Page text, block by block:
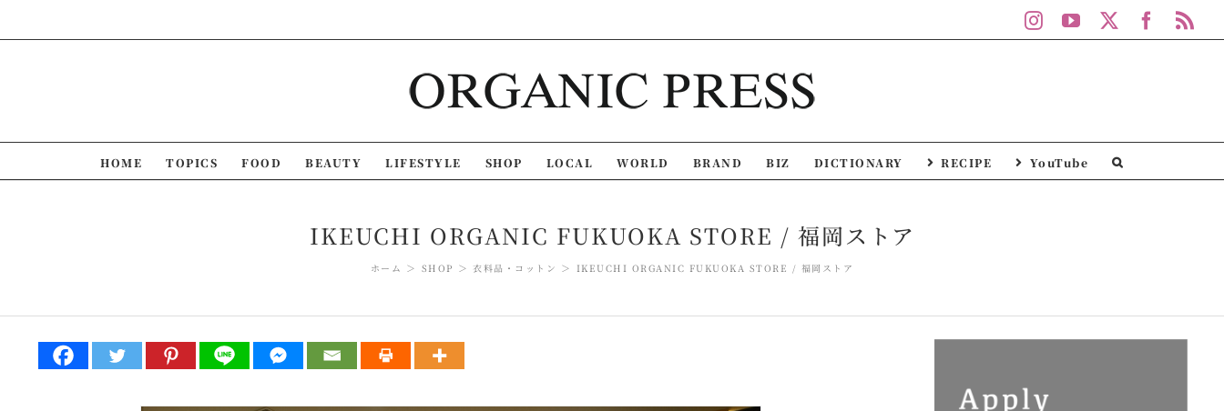
to
InstagramYouTube
HOME TOPICS FOOD BEAUTY LIFESTYLE SHOP LOCAL WORLD BRAND BIZ DICTIONARY RECIPE YouTube
IKEUCHI ORGANIC FUKUOKA STORE / 福岡ストア
ホーム SHOP 衣料品・コットン IKEUCHI ORGANIC FUKUOKA STORE / 福岡ストア